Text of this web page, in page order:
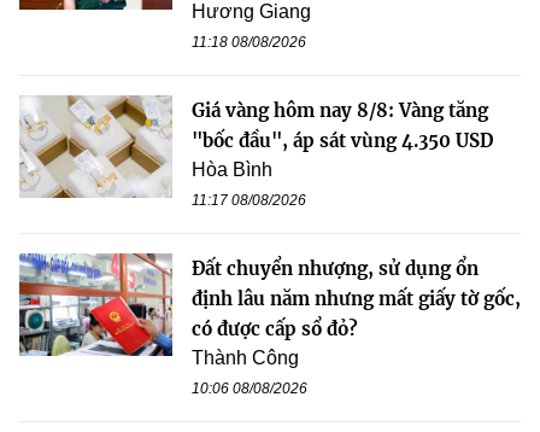
Hương Giang
11:18 08/08/2026
Giá vàng hôm nay 8/8: Vàng tăng
"bốc đầu", áp sát vùng 4.350 USD
Hòa Bình
11:17 08/08/2026
Đất chuyển nhượng, sử dụng ổn
định lâu năm nhưng mất giấy tờ gốc,
có được cấp sổ đỏ?
Thành Công
10:06 08/08/2026